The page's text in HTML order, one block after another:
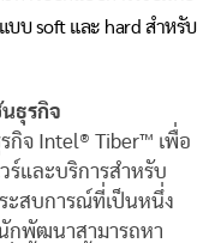
บบ soft และ hard สำหรับ
ธุรกิจ
จ Intel® Tiber™ เพื่อ
ร์และบริการสำหรับ
ระสบการณ์ที่เป็นหนึ่ง
กพัฒนาสามารถหา